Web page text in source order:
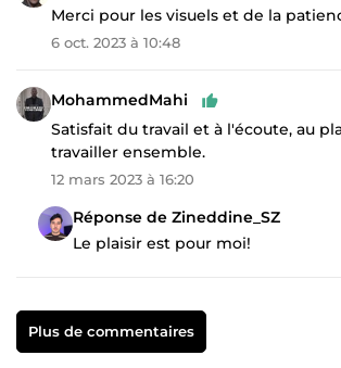
Merci pour les visuels et de la
6 oct. 2023 à 10:48
MohammedMahi
Satisfait du travail et à l'écoute, au
travailler ensemble.
12 mars 2023 à 16:20
Réponse de Zineddine_SZ
Le plaisir est pour moi!
Plus de commentaires